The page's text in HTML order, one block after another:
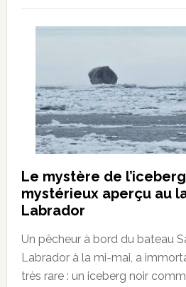
Le mystère de
mystérieux aperçu au
Labrador
Un pêcheur à bord du bateau
Labrador à la mi-mai, a
très rare : un iceberg noir